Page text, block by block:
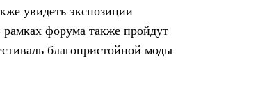
увидеть экспозиции
форума также пройдут
благопристойной моды